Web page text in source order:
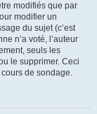
modifiés que par
modifier un
du sujet (c’est
n’a voté, l’auteur
seuls les
le supprimer. Ceci
de sondage.